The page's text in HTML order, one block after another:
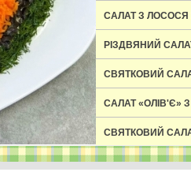
САЛАТ З
РІЗДВЯНИЙ
СВЯТКОВИЙ
ГРИБАМИ ТА...
САЛАТ «ОЛІВ'Є»
СВЯТКОВИЙ
СИРНИЙ САЛАТ